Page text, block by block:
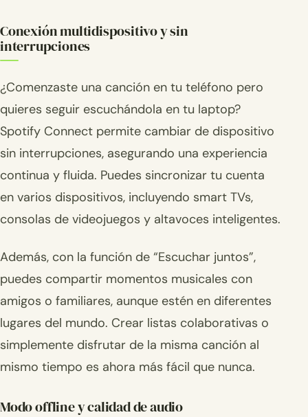
Conexión multidispositivo y sin
interrupciones
¿Comenzaste una canción en tu teléfono pero
quieres seguir escuchándola en tu laptop?
Spotify Connect permite cambiar de dispositivo
sin interrupciones, asegurando una experiencia
continua y fluida. Puedes sincronizar tu cuenta
en varios dispositivos, incluyendo smart TVs,
consolas de videojuegos y altavoces inteligentes.
Además, con la función de “Escuchar juntos”,
puedes compartir momentos musicales con
amigos o familiares, aunque estén en diferentes
lugares del mundo. Crear listas colaborativas o
simplemente disfrutar de la misma canción al
mismo tiempo es ahora más fácil que nunca.
Modo offline y calidad de audio